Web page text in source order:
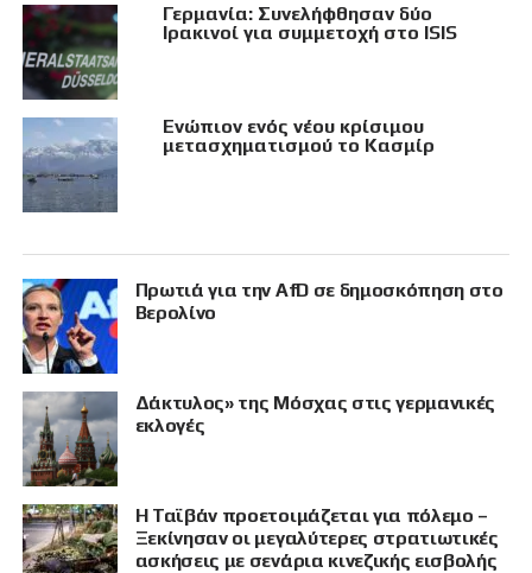
Γερμανία: Συνελήφθησαν δύο
Ιρακινοί για συμμετοχή στο ISIS
Eνώπιον ενός νέου κρίσιμου
μετασχηματισμού το Κασμίρ
Πρωτιά για την AfD σε δημοσκόπηση στο
Βερολίνο
Δάκτυλος» της Μόσχας στις γερμανικές
εκλογές
Η Ταϊβάν προετοιμάζεται για πόλεμο –
Ξεκίνησαν οι μεγαλύτερες στρατιωτικές
ασκήσεις με σενάρια κινεζικής εισβολής